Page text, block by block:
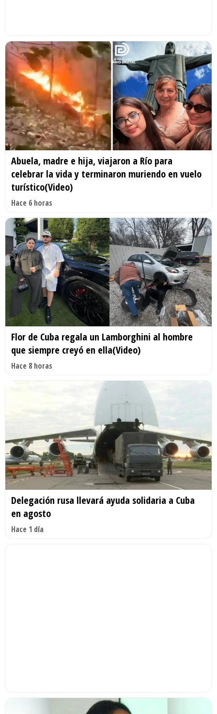
Abuela, madre e hija, viajaron a Río para
celebrar la vida y terminaron muriendo en vuelo
turístico(Video)
Hace 6 horas
Flor de Cuba regala un Lamborghini al hombre
que siempre creyó en ella(Video)
Hace 8 horas
Delegación rusa llevará ayuda solidaria a Cuba
en agosto
Hace 1 día